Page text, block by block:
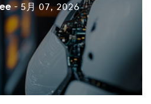
- 5月 07, 2026